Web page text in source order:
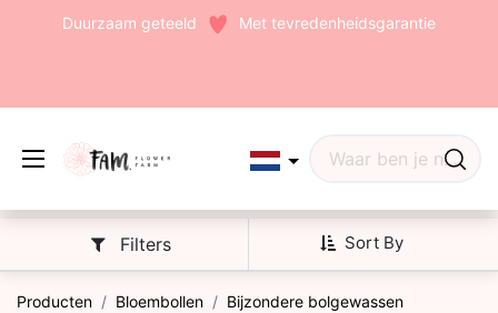
Duurzaam geteeld Met tevredenheidsgarantie
Edit widget
Sort By
Filters
Producten Bloembollen
Bijzondere bolgewassen